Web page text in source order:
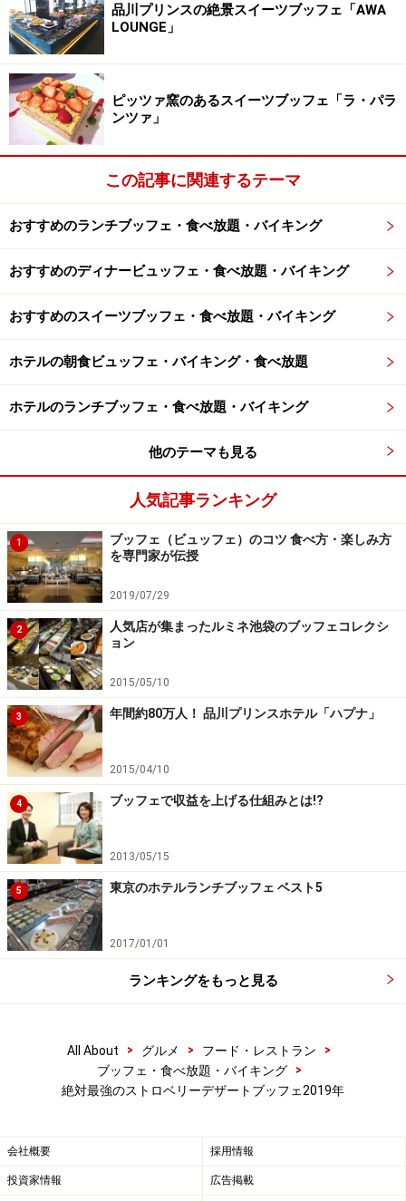
フォトスポット
入口に設けられた恒例のフォトスポットには、猫グッズ
も用意されているので、写真を撮影する際には好みで使
ってみましょう。
メインのブッフェ台
メインのブッフェ台
フレッシュな苺
ストロベリータルト ア・ラ・パリジェンヌ
ストロベリーシェイク
パリの春 ストロベリーイスパハン
ストロベリーパルフェ
「ル・シャ・ルージュ」苺とルビーチョコレートタ
ルト
ストロベリーシャンパン風味ゼリー
ソルティーキャット カップケーキ
エントランスから見えるブッフェ台はムーラン・ルージ
ュをイメージしたつくりとなっています。赤の彩りがと
ても目を引き、大小様々な装飾がなされています。子猫
を意味する「マ・ミネット」と名付けられたムースや赤
い猫を意味する「ル・シャ・ルージュ」と命名されたタ
ルトがあり、ネームプレートを読むだけで楽しくなりま
す。
パリの街をイメージしたブッフェ台
品川プリンスの絶景スイーツブッフェ「AWA
LOUNGE」
ピッツァ窯のあるスイーツブッフェ「ラ・パラ
ンツァ」
この記事に関連するテーマ
おすすめのランチブッフェ・食べ放題・バイキング
おすすめのディナービュッフェ・食べ放題・バイキング
おすすめのスイーツブッフェ・食べ放題・バイキング
ホテルの朝食ビュッフェ・バイキング・食べ放題
ホテルのランチブッフェ・食べ放題・バイキング
他のテーマも見る
人気記事ランキング
1
ブッフェ（ビュッフェ）のコツ 食べ方・楽しみ方
を専門家が伝授
2019/07/29
2
人気店が集まったルミネ池袋のブッフェコレクシ
ョン
2015/05/10
3 年間約80万人！ 品川プリンスホテル「ハプナ」
2015/04/10
4 ブッフェで収益を上げる仕組みとは!?
2013/05/15
5 東京のホテルランチブッフェ ベスト5
2017/01/01
ランキングをもっと見る
All About > グルメ > フード・レストラン
>
ブッフェ・食べ放題・バイキング
>
絶対最強のストロベリーデザートブッフェ2019年
会社概要 採用情報
投資家情報 広告掲載